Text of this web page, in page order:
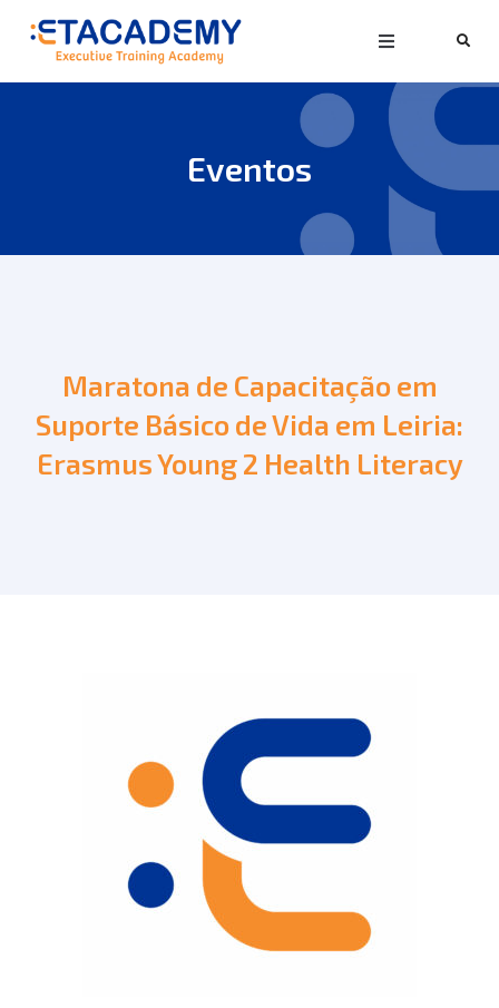
Eventos
Maratona de Capacitação em
Suporte Básico de Vida em Leiria:
Erasmus Young 2 Health Literacy